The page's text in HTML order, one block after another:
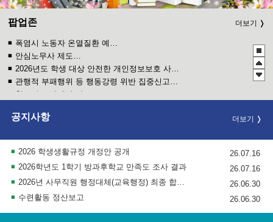
팝업존 더보기
청소년 도박예방 카드뉴스
관행적 부패행위 등 행동강령 위반 집중신고기간 운영
2026년도 학생 대상 안전한 개인정보보호 사례 공모전
안심노무사 제도 홍보
폭염시 노동자 온열질환 예방수칙
공지사항 더보기
2026 학생생활규정 개정안 공개
26.07.16
2026학년도 1학기 방과후학교 만족도 조사 결과
26.07.16
2026년 사무직원 행정대체(교육행정) 최종 합격자 발표 및 채용후보자 등록 공고
26.06.30
수련활동 정산보고
26.06.30